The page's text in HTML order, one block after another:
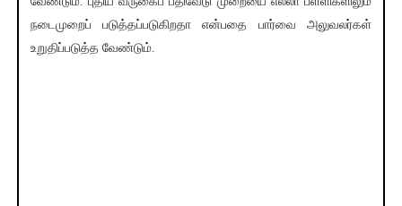
நடைமுறைப் படுத்தப்படுகிறதா என்பதை பார்வை அலுவலர்கள்
உறுதிப்படுத்த வேண்டும்.